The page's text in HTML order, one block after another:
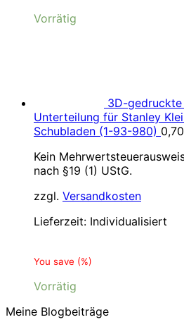
Vorrätig
3D-
Unterteilung für Stanley
Schubladen (1-93-980) 0,70
Kein
nach §19 (1) UStG.
zzgl. Versandkosten
Lieferzeit: Individualisiert
You save (%)
Vorrätig
Meine Blogbeiträge